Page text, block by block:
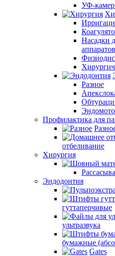
УФ-
Насадки
аппаратов
Разное
Профилактика для
отбеливание
Хирургия
Эндодонтия
гуттаперчивые
ультразвука
бумажные
Gates